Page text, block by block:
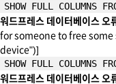
SHOW FULL COLUMNS
워드프레스 데이터베이스 오
for someone to free some
device")]
SHOW FULL COLUMNS
워드프레스 데이터베이스 오